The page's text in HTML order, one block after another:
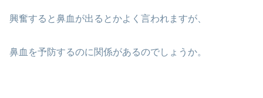
興奮すると鼻血が出るとかよく言われますが、
鼻血を予防するのに関係があるのでしょうか。